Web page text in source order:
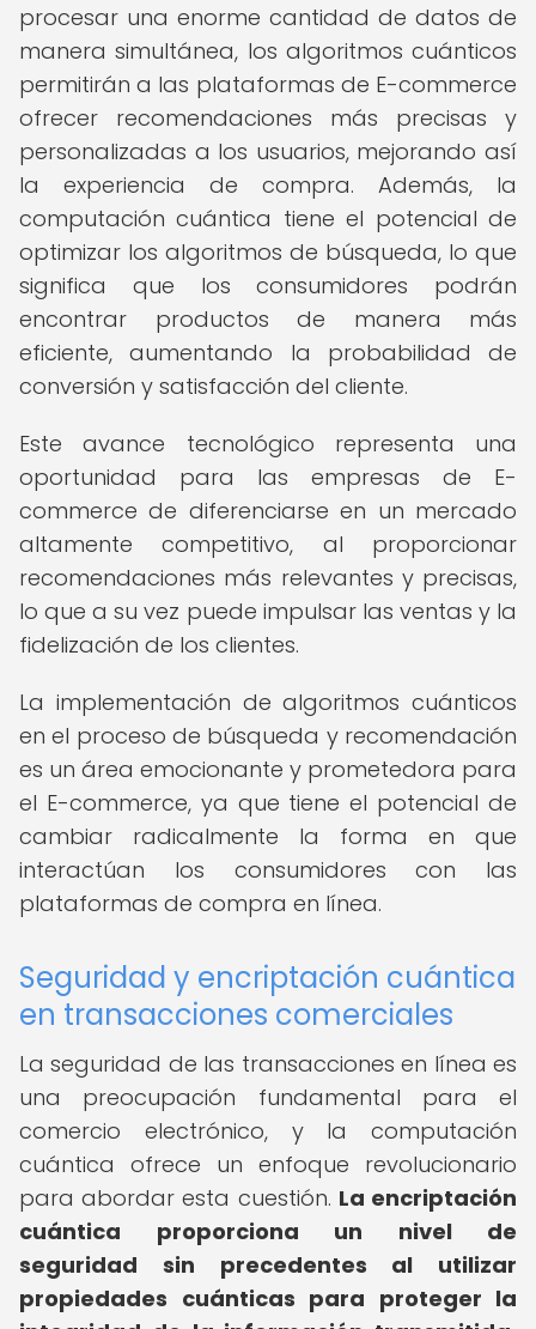
procesar una enorme cantidad de datos de
manera simultánea, los algoritmos cuánticos
permitirán a las plataformas de E-commerce
ofrecer recomendaciones más precisas y
personalizadas a los usuarios, mejorando así
la experiencia de compra. Además, la
computación cuántica tiene el potencial de
optimizar los algoritmos de búsqueda, lo que
significa que los consumidores podrán
encontrar productos de manera más
eficiente, aumentando la probabilidad de
conversión y satisfacción del cliente.
Este avance tecnológico representa una
oportunidad para las empresas de E-
commerce de diferenciarse en un mercado
altamente competitivo, al proporcionar
recomendaciones más relevantes y precisas,
lo que a su vez puede impulsar las ventas y la
fidelización de los clientes.
La implementación de algoritmos cuánticos
en el proceso de búsqueda y recomendación
es un área emocionante y prometedora para
el E-commerce, ya que tiene el potencial de
cambiar radicalmente la forma en que
interactúan los consumidores con las
plataformas de compra en línea.
Seguridad y encriptación cuántica
en transacciones comerciales
La seguridad de las transacciones en línea es
una preocupación fundamental para el
comercio electrónico, y la computación
cuántica ofrece un enfoque revolucionario
para abordar esta cuestión. La encriptación
cuántica proporciona un nivel de
seguridad sin precedentes al utilizar
propiedades cuánticas para proteger la